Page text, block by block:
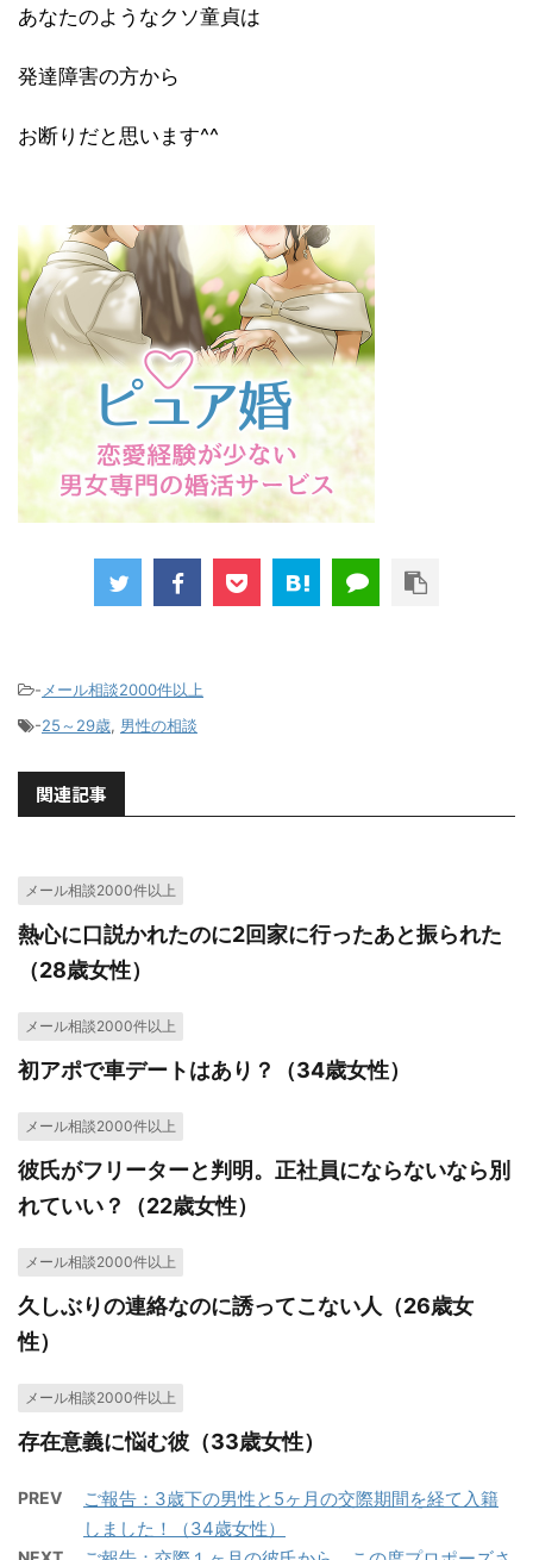
あなたのようなクソ童貞は
発達障害の方から
お断りだと思います^^
- メール相談2000件以上
-25～29歳, 男性の相談
関連記事
メール相談2000件以上
熱心に口説かれたのに2回家に行ったあと振られた
（28歳女性）
メール相談2000件以上
初アポで車デートはあり？（34歳女性）
メール相談2000件以上
彼氏がフリーターと判明。正社員にならないなら別
れていい？（22歳女性）
メール相談2000件以上
久しぶりの連絡なのに誘ってこない人（26歳女
性）
メール相談2000件以上
存在意義に悩む彼（33歳女性）
PREV
ご報告：3歳下の男性と5ヶ月の交際期間を経て入籍
しました！（34歳女性）